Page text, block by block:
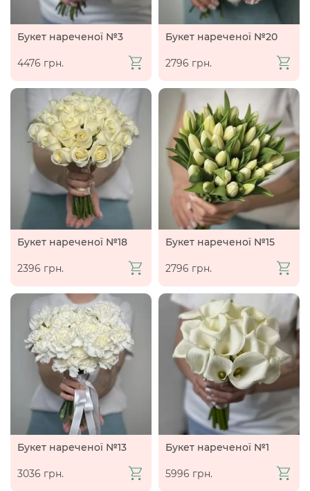
Букет нареченої №3
4476 грн.
Букет нареченої №20
2796 грн.
Букет нареченої №18
2396 грн.
Букет нареченої №15
2796 грн.
Букет нареченої №13
3036 грн.
Букет нареченої №1
5996 грн.